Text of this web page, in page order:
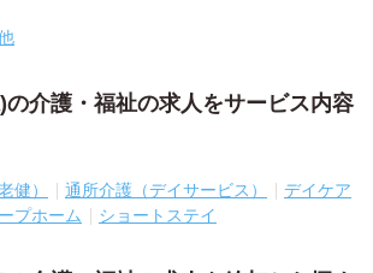
の介護・福祉の求人をサービス内容
健） 通所介護（デイサービス）
デイケア
プホーム ショートステイ